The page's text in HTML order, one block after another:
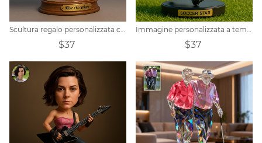
Scultura regalo personalizzata con ritratto di cowboy western
$37
Immagine personalizzata a tema calcio - versione q - ornamento in stile trendy
$37